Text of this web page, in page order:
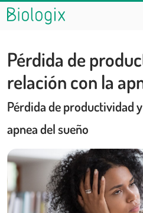
Pérdida de
relación con la
Pérdida de productividad
apnea del sueño